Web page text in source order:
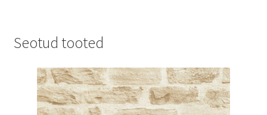
Seotud tooted